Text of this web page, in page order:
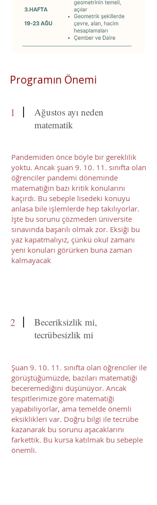
Programın Önemi
1
Ağustos ayı neden
matematik
Pandemiden önce böyle bir gereklilik
yoktu. Ancak şuan 9. 10. 11. sınıfta olan
öğrenciler pandemi döneminde
matematiğin bazı kritik konularını
kaçırdı. Bu sebeple lisedeki konuyu
anlasa bile işlemlerde hep takılıyorlar.
İşte bu sorunu çözmeden üniversite
sınavında başarılı olmak zor. Eksiği bu
yaz kapatmalıyız, çünkü okul zamanı
yeni konuları görürken buna zaman
kalmayacak
2
Beceriksizlik mi,
tecrübesizlik mi
Şuan 9. 10. 11. sınıfta olan öğrenciler ile
görüştüğümüzde, bazıları matematiği
beceremediğini düşünüyor. Ancak
tespitlerimize göre matematiği
yapabiliyorlar, ama temelde önemli
eksiklikleri var. Doğru bilgi ile tecrübe
kazanarak bu sorunu aşacaklarını
farkettik. Bu kursa katılmak bu sebeple
önemli.